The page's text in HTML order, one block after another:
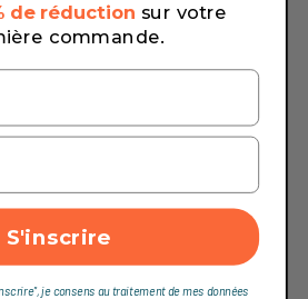
de réduction sur votre
commande.
S'inscrire
je consens au traitement de mes données